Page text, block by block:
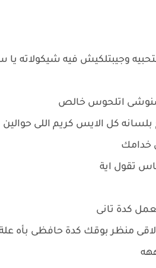
وجيبتلكيش فيه شيكولاته
اتلحوس خالص
كل الايس كريم اللى حوالين
خدامك
تقول اية
كدة تانى
منظر بوقك كدة حافظى بأه